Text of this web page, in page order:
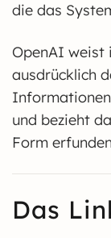
die das
OpenAI weist
ausdrücklich
und bezieht
Form
Das